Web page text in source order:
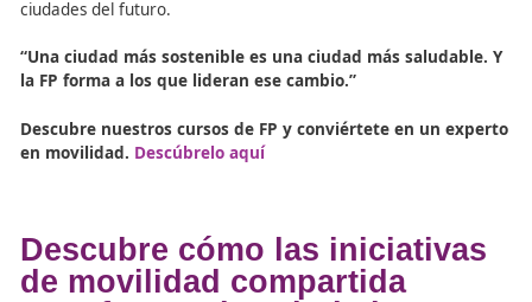
todos los ciudadanos.
Recursos oficiales sobre
movilidad urbana
Academia Del Transportista, La Academia de los
para Mover el Mundo
El Mejor Manual Sobre Movilidad Segura y